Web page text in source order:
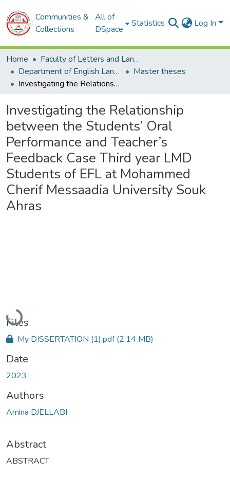
Communities &
Collections
All of
DSpace
Statistics Log In
Home
Faculty of Letters and Languages
Department of English Language
Master theses
Investigating the Relationship between the Students’ Oral Performance and Teacher’s Feedback Case Third year LMD Students of EFL at Mohammed Cherif Messaadia University Souk Ahras
Investigating the Relationship
between the Students’ Oral
Performance and Teacher’s
Feedback Case Third year LMD
Students of EFL at Mohammed
Cherif Messaadia University Souk
Ahras
Loading...
Files
My DISSERTATION (1).pdf(2.14 MB)
Date
2023
Authors
Amina DJELLABI
Abstract
ABSTRACT